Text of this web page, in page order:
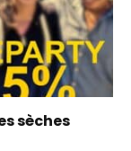
sèches